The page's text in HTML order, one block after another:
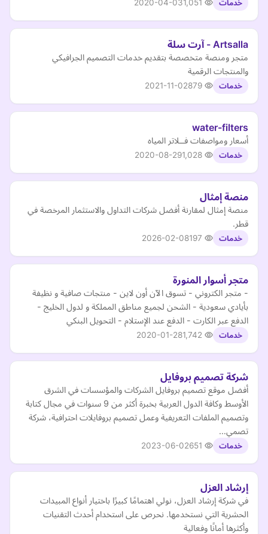
خدمات 2020-04-03
Artsalla - آرت سلة
متجر ومنصة متخصصة بتقديم خدمات التصميم الجرافيكي
والمنتجات الرقمية
خدمات 2021-11-02
water-filters
أسعار ومواصفات فــلاتر المياه
خدمات 2020-08-29
منصة إمثال
منصة إمثال لمقارنة أفضل شركات التداول والاستثمار المرخصة في
قطر.
خدمات 2026-02-08
متجر أسوار المنورة
- متجر الكتروني - تسوق الآن أون لاين - منتجات صافية و نظيفة
بأيادي سعودية - الشحن لجميع مناطق المملكة و لدول الخليج -
الدفع عبر الكارت - الدفع عند الإستلام - التحويل البنكي
خدمات 2020-01-28
شركة تصميم بروفايل
أفضل موقع تصميم بروفايل الشركات والمؤسسات في الشرق
الأوسط وكافة الدول العربية بخبرة أكثر من 9 سنوات في مجال كتابة
وتصميم الملفات التعريفية وعمل تصميم بروفايلات احترافية، شركة
تصمي…
خدمات 2023-06-02
إرشاد العزل
في شركة إرشاد العزل، نولي اهتمامًا كبيرًا باختيار أنواع المبيدات
الحشرية التي نستخدمها. نحرص على استخدام أحدث التقنيات
وأكثرها أمانًا وفعالية